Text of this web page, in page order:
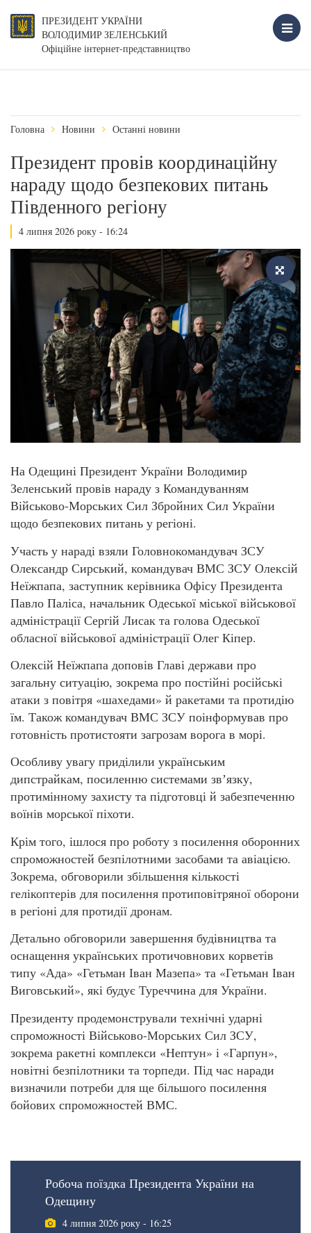
ПРЕЗИДЕНТ УКРАЇНИ
ВОЛОДИМИР ЗЕЛЕНСЬКИЙ
Офіційне інтернет-представництво
Головна Новини Останні новини
Президент провів координаційну
нараду щодо безпекових питань
Південного регіону
4 липня 2026 року - 16:24
На Одещині Президент України Володимир
Зеленський провів нараду з Командуванням
Військово-Морських Сил Збройних Сил України
щодо безпекових питань у регіоні.
Участь у нараді взяли Головнокомандувач ЗСУ
Олександр Сирський, командувач ВМС ЗСУ Олексій
Неїжпапа, заступник керівника Офісу Президента
Павло Паліса, начальник Одеської міської військової
адміністрації Сергій Лисак та голова Одеської
обласної військової адміністрації Олег Кіпер.
Олексій Неїжпапа доповів Главі держави про
загальну ситуацію, зокрема про постійні російські
атаки з повітря «шахедами» й ракетами та протидію
їм. Також командувач ВМС ЗСУ поінформував про
готовність протистояти загрозам ворога в морі.
Особливу увагу приділили українським
дипстрайкам, посиленню системами звʼязку,
протимінному захисту та підготовці й забезпеченню
воїнів морської піхоти.
Крім того, ішлося про роботу з посилення оборонних
спроможностей безпілотними засобами та авіацією.
Зокрема, обговорили збільшення кількості
гелікоптерів для посилення протиповітряної оборони
в регіоні для протидії дронам.
Детально обговорили завершення будівництва та
оснащення українських протичовнових корветів
типу «Ада» «Гетьман Іван Мазепа» та «Гетьман Іван
Виговський», які будує Туреччина для України.
Президенту продемонстрували технічні ударні
спроможності Військово-Морських Сил ЗСУ,
зокрема ракетні комплекси «Нептун» і «Гарпун»,
новітні безпілотники та торпеди. Під час наради
визначили потреби для ще більшого посилення
бойових спроможностей ВМС.
Робоча поїздка Президента України на
Одещину
4 липня 2026 року - 16:25